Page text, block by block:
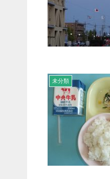
未分類